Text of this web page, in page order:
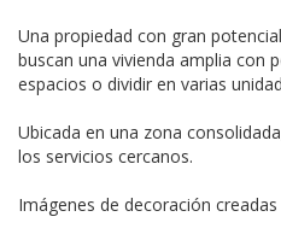
Una propiedad con gran
buscan una vivienda amplia con
espacios o dividir en varias
Ubicada en una zona
los servicios cercanos.
Imágenes de decoración